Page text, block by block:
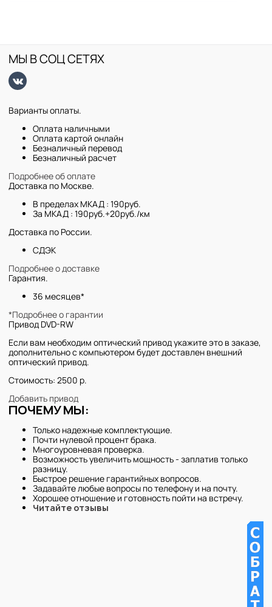
МЫ В СОЦ СЕТЯХ
Варианты оплаты.
Оплата наличными
Оплата картой онлайн
Безналичный перевод
Безналичный расчет
Подробнее об оплате
Доставка по Москве.
В пределах МКАД : 190руб.
За МКАД : 190руб.+20руб./км
Доставка по России.
СДЭК
Подробнее о доставке
Гарантия.
36 месяцев*
*Подробнее о гарантии
Привод DVD-RW
Если вам необходим оптический привод укажите это в заказе,
дополнительно с компьютером будет доставлен внешний
оптический привод.
Стоимость: 2500 р.
Добавить привод
ПОЧЕМУ МЫ:
Только надежные комплектующие.
Почти нулевой процент брака.
Многоуровневая проверка.
Возможность увеличить мощность - заплатив только
разницу.
Быстрое решение гарантийных вопросов.
Задавайте любые вопросы по телефону и на почту.
Хорошее отношение и готовность пойти на встречу.
Читайте отзывы